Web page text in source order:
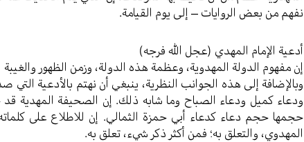
نفهم من بعض الروايات – إلى يوم القيامة.
أدعية الإمام المهدي (عجل الله فرجه)
إن مفهوم الدولة المهدوية، وعظمة هذه الدولة، وزمن الظهور
وبالإضافة إلى هذه الجوانب النظرية، ينبغي أن نهتم بالأدعية
ودعاء كميل ودعاء الصباح وما شابه ذلك. إن الصحيفة المهدية
حجمها حجم دعاء كدعاء أبي حمزة الثمالي. إن للاطلاع على
المهدوي، والتعلق به؛ فمن أكثر ذكر شيء، تعلق به.